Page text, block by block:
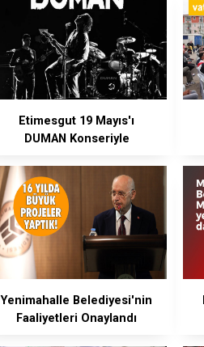
Etimesgut 19 Mayıs'ı
DUMAN Konseriyle
Yenimahalle Belediyesi'nin
Faaliyetleri Onaylandı